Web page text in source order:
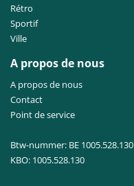
Rétro
Sportif
Ville
A propos de nous
A propos de nous
Contact
Point de service
Btw-nummer: BE 1005.528.130
KBO: 1005.528.130